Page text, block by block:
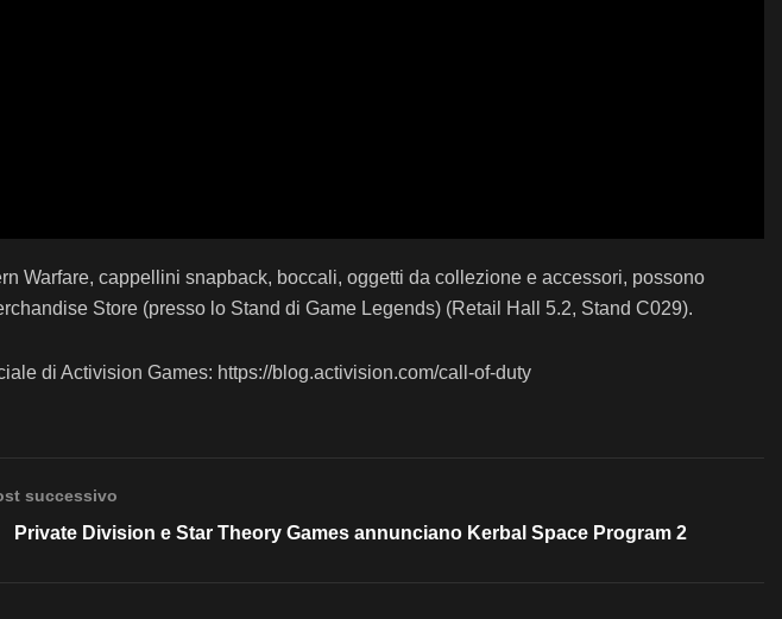
Warfare, cappellini snapback, boccali, oggetti da collezione e accessori, possono
Store (presso lo Stand di Game Legends) (Retail Hall 5.2, Stand C029).
di Activision Games: https://blog.activision.com/call-of-duty
successivo
Private Division e Star Theory Games annunciano Kerbal Space Program 2